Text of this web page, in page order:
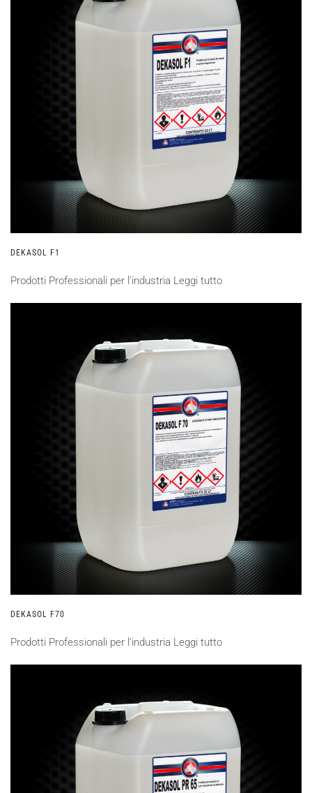
DEKASOL F1
Prodotti Professionali per l'industria Leggi tutto
DEKASOL F70
Prodotti Professionali per l'industria Leggi tutto